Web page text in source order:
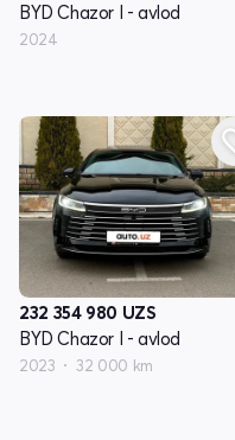
BYD Chazor I - avlod
2024
232 354 980 UZS
BYD Chazor I - avlod
2023 32 000 km